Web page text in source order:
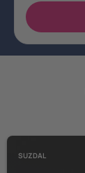
SUZDAL